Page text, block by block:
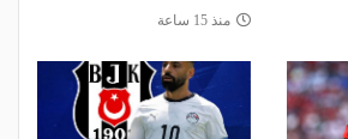
منذ 15 ساعة